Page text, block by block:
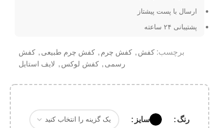
ارسال با پست پیشتاز
پشتیبانی ۲۴ ساعته
برچسب: کفش , کفش چرم , کفش چرم طبیعی , کفش
رسمی , کفش لوکس , لایف استایل
رنگ سایز